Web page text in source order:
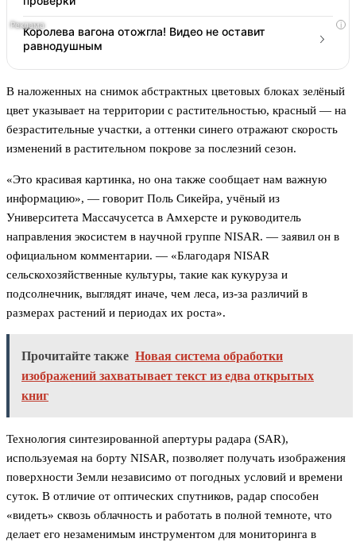
i
Королева вагона отожгла! Видео не оставит
равнодушным
В наложенных на снимок абстрактных цветовых блоках зелёный
цвет указывает на территории с растительностью, красный — на
безрастительные участки, а оттенки синего отражают скорость
изменений в растительном покрове за послезний сезон.
«Это красивая картинка, но она также сообщает нам важную
информацию», — говорит Поль Сикейра, учёный из
Университета Массачусетса в Амхерсте и руководитель
направления экосистем в научной группе NISAR. — заявил он в
официальном комментарии. — «Благодаря NISAR
сельскохозяйственные культуры, такие как кукуруза и
подсолнечник, выглядят иначе, чем леса, из-за различий в
размерах растений и периодах их роста».
Прочитайте также Новая система обработки
изображений захватывает текст из едва открытых
книг
Технология синтезированной апертуры радара (SAR),
используемая на борту NISAR, позволяет получать изображения
поверхности Земли независимо от погодных условий и времени
суток. В отличие от оптических спутников, радар способен
«видеть» сквозь облачность и работать в полной темноте, что
делает его незаменимым инструментом для мониторинга в